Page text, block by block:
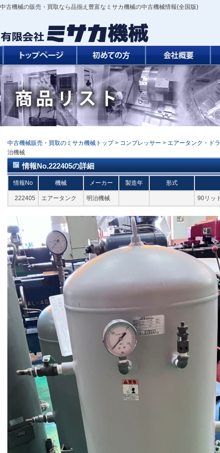
中古機械の販売・買取なら品揃え豊富なミサカ機械の中古機械情報(全国版)
中古機械販売・買取のミサカ機械トップ > コンプレッサー > エアータンク・ド
治機械
情報No.222405の詳細
情報No 機械 メーカー 製造年 形式
222405 エアータンク 明治機械 90リッ